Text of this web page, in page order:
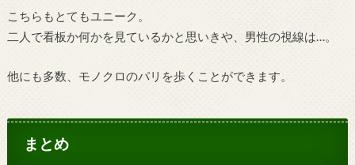
こちらもとてもユニーク。
二人で看板か何かを見ているかと思いきや、男性の視線は…。
他にも多数、モノクロのパリを歩くことができます。
まとめ